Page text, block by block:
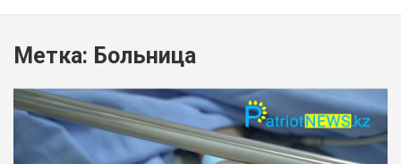
Метка: Больница